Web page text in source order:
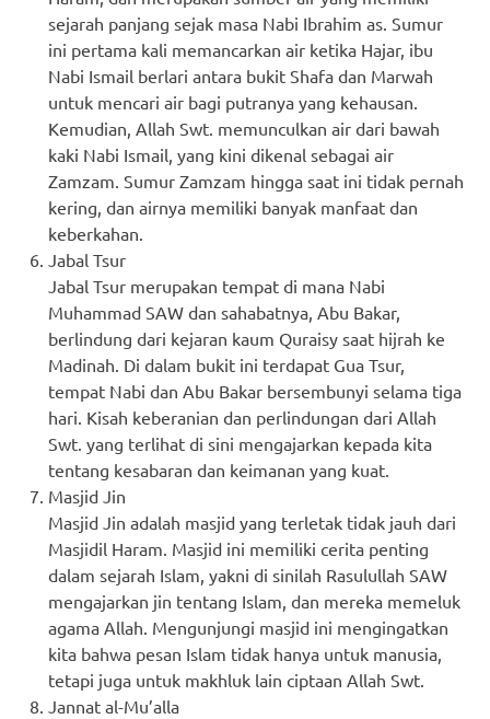
sejarah panjang sejak masa Nabi Ibrahim as. Sumur
ini pertama kali memancarkan air ketika Hajar, ibu
Nabi Ismail berlari antara bukit Shafa dan Marwah
untuk mencari air bagi putranya yang kehausan.
Kemudian, Allah Swt. memunculkan air dari bawah
kaki Nabi Ismail, yang kini dikenal sebagai air
Zamzam. Sumur Zamzam hingga saat ini tidak pernah
kering, dan airnya memiliki banyak manfaat dan
keberkahan.
Jabal Tsur
Jabal Tsur merupakan tempat di mana Nabi
Muhammad SAW dan sahabatnya, Abu Bakar,
berlindung dari kejaran kaum Quraisy saat hijrah ke
Madinah. Di dalam bukit ini terdapat Gua Tsur,
tempat Nabi dan Abu Bakar bersembunyi selama tiga
hari. Kisah keberanian dan perlindungan dari Allah
Swt. yang terlihat di sini mengajarkan kepada kita
tentang kesabaran dan keimanan yang kuat.
Masjid Jin
Masjid Jin adalah masjid yang terletak tidak jauh dari
Masjidil Haram. Masjid ini memiliki cerita penting
dalam sejarah Islam, yakni di sinilah Rasulullah SAW
mengajarkan jin tentang Islam, dan mereka memeluk
agama Allah. Mengunjungi masjid ini mengingatkan
kita bahwa pesan Islam tidak hanya untuk manusia,
tetapi juga untuk makhluk lain ciptaan Allah Swt.
Jannat al-Mu’alla